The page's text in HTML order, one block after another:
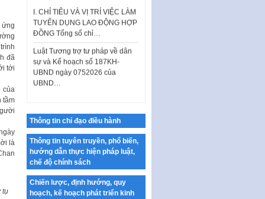
ứng
đã
tới
của
tầm
là
tụ
TUYỂN DỤNG LAO ĐỘNG HỢP
ĐỒNG Tổng số chỉ…
sự và Kế hoạch số 187KH-
UBND ngày 0752026 của
UBND…
thành phố Hà Nội
Kế hoạch Tổ chức Cuộc thi
chính luận về bảo vệ nền tảng tư
tưởng của Đảng…
Công bố công khai dự toán kinh
phí xây dựng pháp luật, hoàn
thiện thể chế, chính…
Thông tin chỉ đạo điều hành
Thông tin tuyên truyền, phổ biến,
hướng dẫn thực hiện pháp luật,
chế độ chính sách
Chiến lược, định hướng, quy
hoạch, kế hoạch phát triển kinh